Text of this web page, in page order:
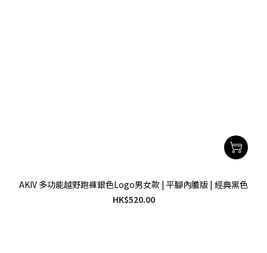
AKIV 多功能越野跑褲銀色Logo男女款 | 平腳內膽版 | 經典黑色
HK$520.00